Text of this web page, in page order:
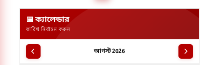
📅 ক্যালেন্ডার
তারিখ নির্বাচন করুন
আগস্ট 2026